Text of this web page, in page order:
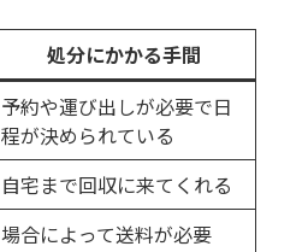
処分にかかる手間
予約や運び出しが必要で日
程が決められている
自宅まで回収に来てくれる
場合によって送料が必要